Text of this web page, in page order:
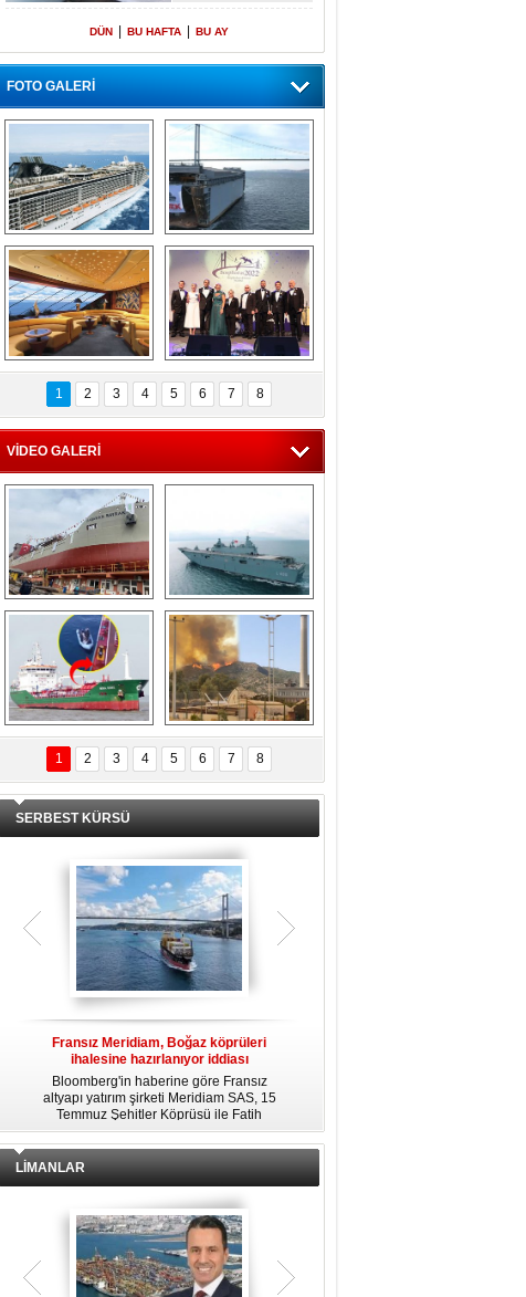
DÜN BU HAFTA BU AY
FOTO GALERİ
“Gemi içinde gemi”
konsepti ile MSC
Splendida
Dünyada tek!
Denizaltı yüzer
havuzu intikal
seyrine başladı
MSC'den 55 milyon
euroluk turizm geliri
müjdesi
5. Bosphorus Ship
Brokers Dinner,
İstanbul’da yapıldı
1 2 3 4 5 6 7 8
VİDEO GALERİ
Çeksan Tersanesi,
Başaran Bayrak
tankerini suya
indirdi
TCG Anadolu,
tersane teknik
seyrini tamamladı
Göçmenlerin
imdadına Türk
sahipli MINA DENIZ
yetişti
Milas’taki yangın
yeniden termik
santrallere doğru
ilerliyor
1 2 3 4 5 6 7 8
SERBEST KÜRSÜ
Fransız Meridiam, Boğaz köprüleri
ihalesine hazırlanıyor iddiası
Bloomberg'in haberine göre Fransız
altyapı yatırım şirketi Meridiam SAS, 15
Temmuz Şehitler Köprüsü ile Fatih
Sultan Mehmet Köprüsü'nün
özelleştirilmesine yönelik ihaleyle
zamanda kendi yat limanı, helikopter
pisti ve seçkin villaları da içeren koca
LİMANLAR